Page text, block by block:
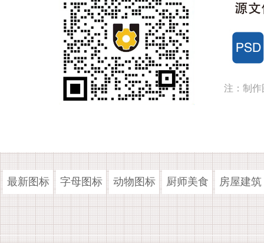
注：制作
最新图标 字母图标 动物图标 厨师美食 房屋建筑